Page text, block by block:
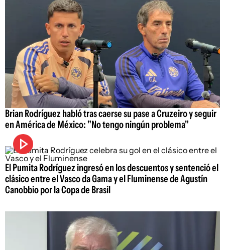
Brian Rodríguez habló tras caerse su pase a Cruzeiro y seguir
en América de México: "No tengo ningún problema"
El Pumita Rodríguez ingresó en los descuentos y sentenció el
clásico entre el Vasco da Gama y el Fluminense de Agustín
Canobbio por la Copa de Brasil